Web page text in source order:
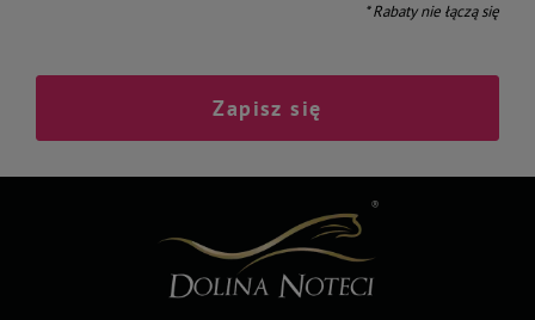
* Rabaty nie łączą się
Zapisz się